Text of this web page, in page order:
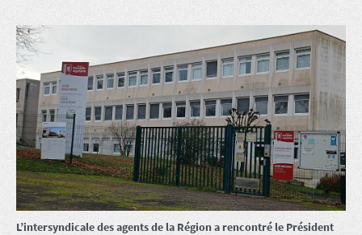
L’intersyndicale des agents de la Région a rencontré le Président